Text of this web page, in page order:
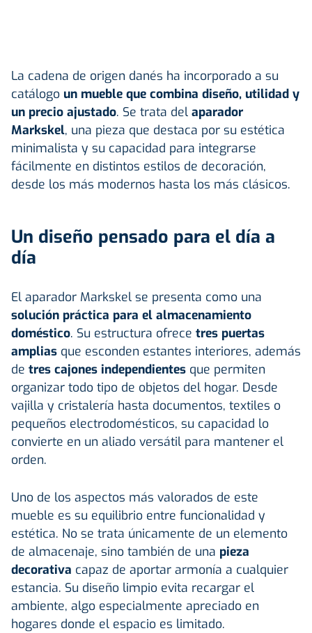
La cadena de origen danés ha incorporado a su
catálogo un mueble que combina diseño, utilidad y
un precio ajustado. Se trata del aparador
Markskel, una pieza que destaca por su estética
minimalista y su capacidad para integrarse
fácilmente en distintos estilos de decoración,
desde los más modernos hasta los más clásicos.
Un diseño pensado para el día a
día
El aparador Markskel se presenta como una
solución práctica para el almacenamiento
doméstico. Su estructura ofrece tres puertas
amplias que esconden estantes interiores, además
de tres cajones independientes que permiten
organizar todo tipo de objetos del hogar. Desde
vajilla y cristalería hasta documentos, textiles o
pequeños electrodomésticos, su capacidad lo
convierte en un aliado versátil para mantener el
orden.
Uno de los aspectos más valorados de este
mueble es su equilibrio entre funcionalidad y
estética. No se trata únicamente de un elemento
de almacenaje, sino también de una pieza
decorativa capaz de aportar armonía a cualquier
estancia. Su diseño limpio evita recargar el
ambiente, algo especialmente apreciado en
hogares donde el espacio es limitado.